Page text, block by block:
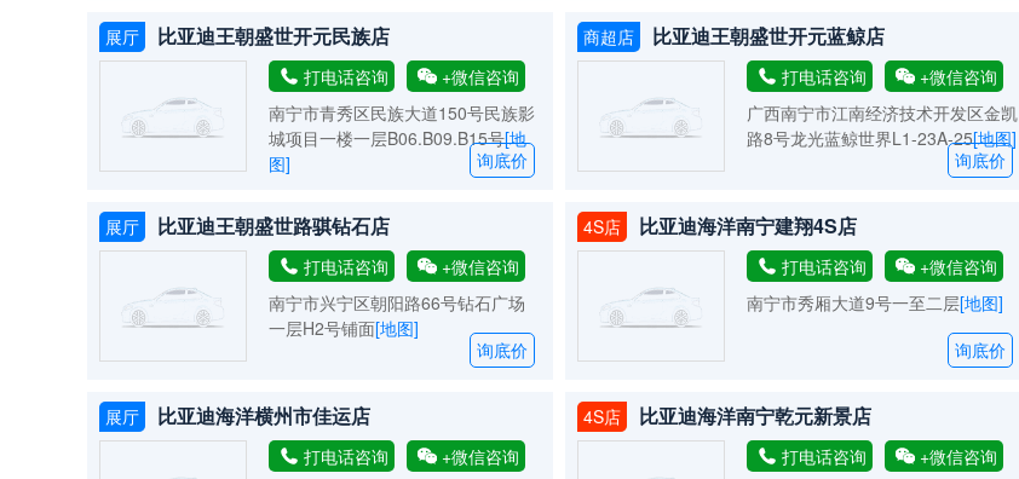
展厅 比亚迪王朝盛世开元民族店
打电话咨询
+微信咨询
南宁市青秀区民族大道150号民族影
城项目一楼一层B06.B09.B15号[地
图]
询底价
商超店 比亚迪王朝盛世开元蓝鲸店
打电话咨询
+微信咨询
广西南宁市江南经济技术开发区金凯
路8号龙光蓝鲸世界L1-23A-25[地图]
询底价
展厅 比亚迪王朝盛世路骐钻石店
打电话咨询
+微信咨询
南宁市兴宁区朝阳路66号钻石广场
一层H2号铺面[地图]
询底价
4S店 比亚迪海洋南宁建翔4S店
打电话咨询
+微信咨询
南宁市秀厢大道9号一至二层[地图]
询底价
展厅 比亚迪海洋横州市佳运店
打电话咨询
+微信咨询
4S店 比亚迪海洋南宁乾元新景店
打电话咨询
+微信咨询